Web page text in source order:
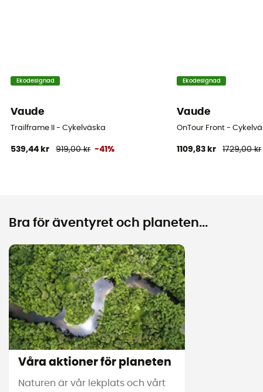
Ekodesignad
Vaude
Trailframe II - Cykelväska
539,44 kr 919,00 kr -41%
Ekodesignad
Vaude
OnTour Front -
1109,83 kr 1729,00 kr
Bra för äventyret och planeten...
Våra aktioner för planeten
Naturen är vår lekplats och vårt